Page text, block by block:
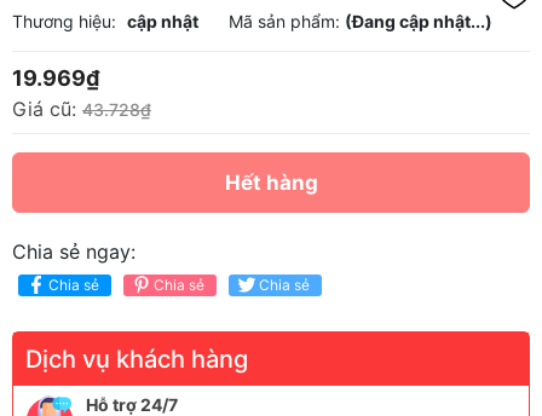
Thương hiệu: cập nhật Mã sản phẩm: (Đang cập nhật...)
19.969₫
Giá cũ: 43.728₫
Hết hàng
Chia sẻ ngay:
Chia sẻ Chia sẻ Chia sẻ
Dịch vụ khách hàng
Hỗ trợ 24/7